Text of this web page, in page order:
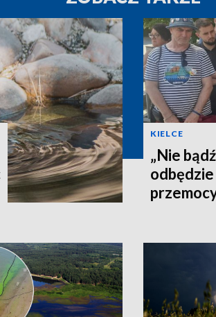
KIELCE
„Nie